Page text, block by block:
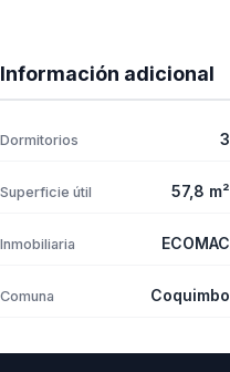
Información adicional
Dormitorios 3
Superficie útil 57,8 m²
Inmobiliaria ECOMAC
Comuna Coquimbo